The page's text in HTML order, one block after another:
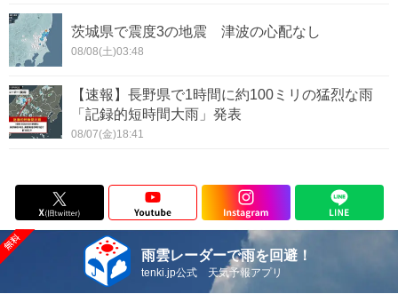
茨城県で震度3の地震 津波の心配なし
08/08(土)03:48
【速報】長野県で1時間に約100ミリの猛烈な雨
「記録的短時間大雨」発表
08/07(金)18:41
雨雲レーダーで雨を回避！
tenki.jp公式 天気予報アプリ